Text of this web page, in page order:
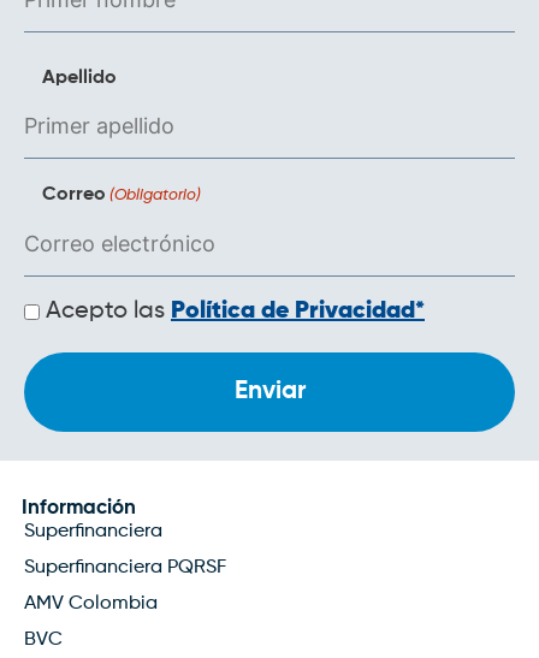
Apellido
Correo (Obligatorio)
Políticas
de
Acepto las Política de Privacidad*
Información
Superfinanciera
Superfinanciera PQRSF
AMV Colombia
BVC